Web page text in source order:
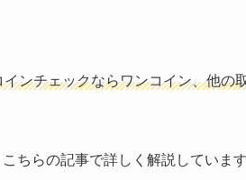
ンチェックならワンコイン、他の
ちらの記事で詳しく解説しています